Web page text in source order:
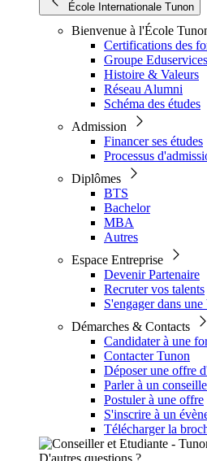
École Internationale Tunon
Bienvenue à l'École
Certifications des
Groupe Eduservices
Histoire & Valeurs
Réseau Alumni
Schéma des études
Admission
Financer ses études
Processus
Diplômes
BTS
Bachelor
MBA
Autres
Espace Entreprise
Devenir Partenaire
Recruter vos talents
S'engager dans
Démarches & Contacts
Candidater à une
Contacter Tunon
Déposer une offre
Parler à un
Postuler à une offre
S'inscrire à un
Télécharger la
D'autres questions ?